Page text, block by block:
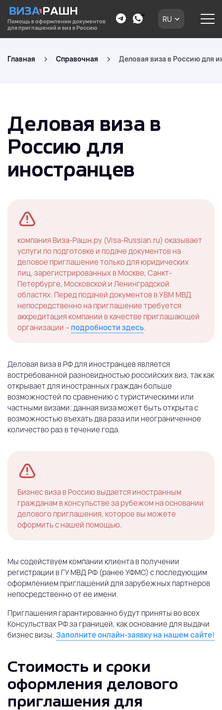
Помощь в оформлении документов
для приглашений и виз в Россию
RU
Главная Справочная Деловая виза в Россию для
Деловая виза в
Россию для
иностранцев
компания Виза-Рашн.ру (Visa-Russian.ru) оказывает
услуги по подготовке и подаче документов на
деловое приглашение только для юридических
лиц, зарегистрированных в Москве, Санкт-
Петербурге, Московской и Ленинградской
областях. Перед подачей документов в УВМ МВД
непосредственно на приглашение требуется
аккредитация компании в качестве приглашающей
организации –подробности здесь.
Деловая виза в РФ для иностранцев является
востребованной разновидностью российских виз, так как
открывает для иностранных граждан больше
возможностей по сравнению с туристическими или
частными визами: данная виза может быть открыта с
возможностью въехать два раза или неограниченное
количество раз в течение года.
Бизнес виза в Россию выдается иностранным
гражданам в консульстве за рубежом на основании
делового приглашения, которое вы можете
оформить с нашей помощью.
Мы содействуем компании клиента в получении
регистрации в ГУ МВД РФ (ранее УФМС) с последующим
оформлением приглашений для зарубежных партнеров
непосредственно от ее имени.
Приглашения гарантированно будут приняты во всех
Консульствах РФ за границей, как основание для выдачи
бизнес визы.Заполните онлайн-заявку на нашем сайте!
Стоимость и сроки
оформления делового
приглашения для